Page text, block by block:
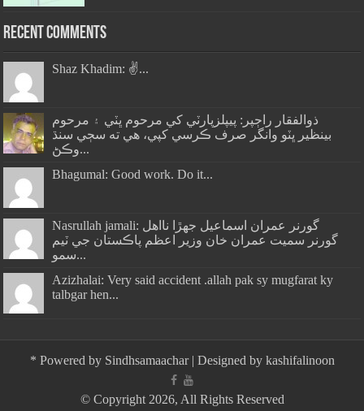
Recent Comments
Shaz Khadim: ✌️...
ذوالفقار راڄپر: پيپلزپارٽي کي مرحوم ڀٽي ۽ مرحوم
بينظير ڀٽو وانگر صرف ڪرسي کپي، هي ته سڄي سنڌ
وڪڻ...
Bhagumal: Good work. Do it...
Nasrullah jamali: گورنر عمران اسماعيل جھڙا نااهل
گورنر سميت عمران خان وزير اعظم پاڪستان جي ٽيم
سمو...
Azizhalai: Very said accident .allah pak sy mugfarat ky
talbgar hen...
* Powered by Sindhsamaachar| Designed by kashifalinoon
© Copyright 2026, All Rights Reserved